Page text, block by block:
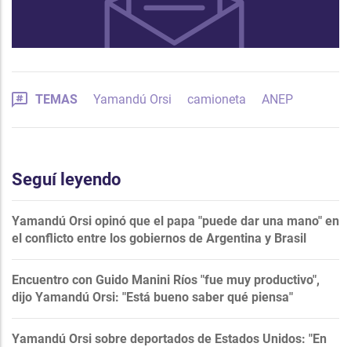
TEMAS Yamandú Orsi camioneta ANEP
Seguí leyendo
Yamandú Orsi opinó que el papa "puede dar una mano" en
el conflicto entre los gobiernos de Argentina y Brasil
Encuentro con Guido Manini Ríos "fue muy productivo",
dijo Yamandú Orsi: "Está bueno saber qué piensa"
Yamandú Orsi sobre deportados de Estados Unidos: "En